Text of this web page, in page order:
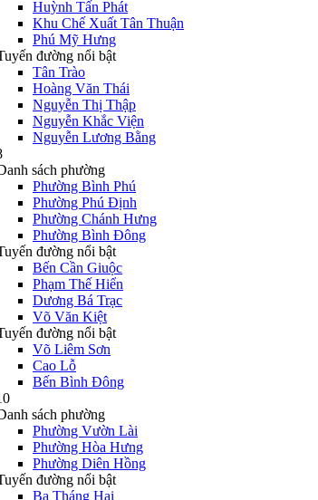
Huỳnh Tấn Phát
Khu Chế Xuất Tân Thuận
Phú Mỹ Hưng
đường nổi bật
Tân Trào
Hoàng Văn Thái
Nguyễn Thị Thập
Nguyễn Khắc Viện
Nguyễn Lương Bằng
sách phường
Phường Bình Phú
Phường Phú Định
Phường Chánh Hưng
Phường Bình Đông
đường nổi bật
Bến Cần Giuộc
Phạm Thế Hiển
Dương Bá Trạc
Võ Văn Kiệt
đường nổi bật
Võ Liêm Sơn
Cao Lỗ
Bến Bình Đông
sách phường
Phường Vườn Lài
Phường Hòa Hưng
Phường Diên Hồng
đường nổi bật
Ba Tháng Hai